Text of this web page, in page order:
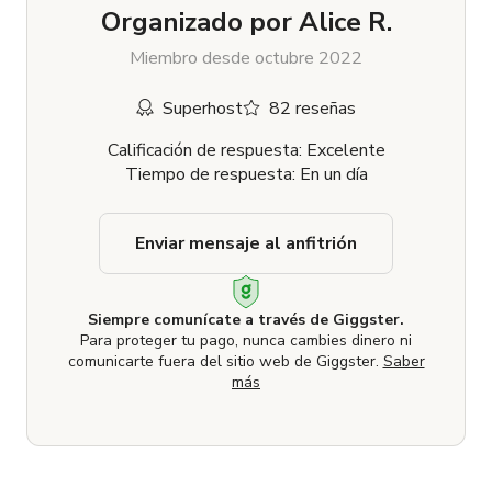
Organizado por Alice R.
Miembro desde octubre 2022
Superhost
82 reseñas
Calificación de respuesta: Excelente
Tiempo de respuesta: En un día
Siempre comunícate a través de Giggster.
Para proteger tu pago, nunca cambies dinero ni
comunicarte fuera del sitio web de Giggster. Saber
más
Enviar mensaje al anfitrión